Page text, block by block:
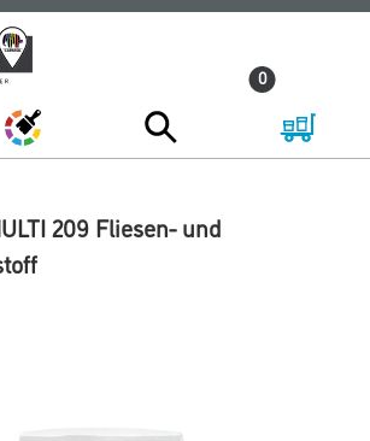
0
209 Fliesen- und